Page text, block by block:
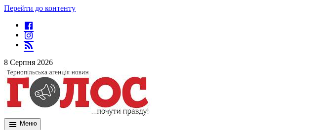
Перейти до контенту
8 Серпня 2026
Меню